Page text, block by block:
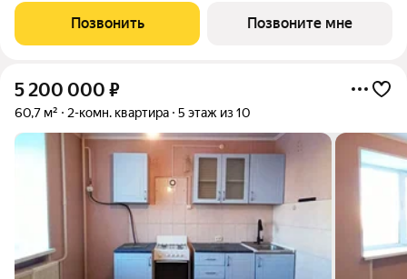
зарубежного производства. Всё необходимое в пешей
доступности: детские сады и гимназия,
Позвонить Позвоните мне
5 200 000 ₽
60,7 м² 2-комн. квартира 5 этаж из 10